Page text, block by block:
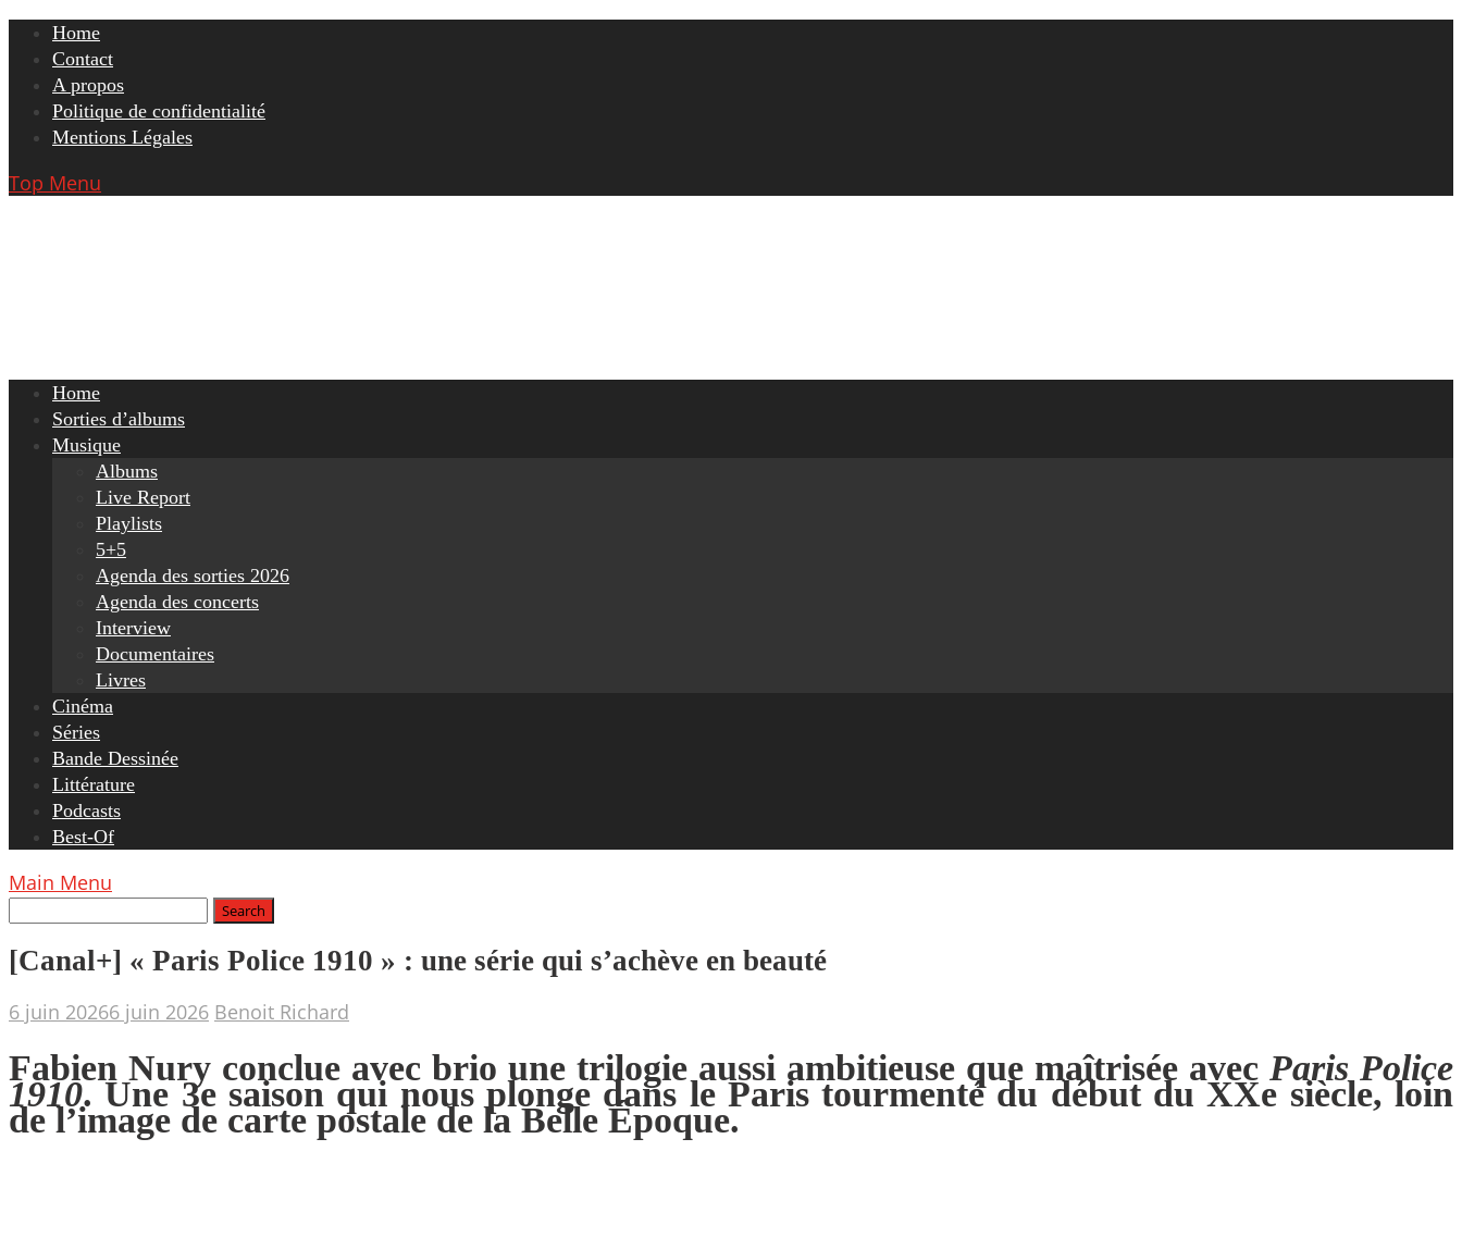
Skip
content
Home
Contact
A propos
Politique de confidentialité
Mentions Légales
Top Menu
Home
Sorties d’albums
Musique
Albums
Live Report
Playlists
5+5
Agenda des sorties 2026
Agenda des concerts
Interview
Documentaires
Livres
Cinéma
Séries
Bande Dessinée
Littérature
Podcasts
Best-Of
Main Menu
[Canal+] « Paris Police 1910 » : une série qui s’achève en beauté
6 juin 20266 juin 2026 Benoit Richard
Fabien Nury conclue avec brio une trilogie aussi ambitieuse que maîtrisée avec Paris Police
1910. Une 3e saison qui nous plonge dans le Paris tourmenté du début du XXe siècle, loin
de l’image de carte postale de la Belle Époque.